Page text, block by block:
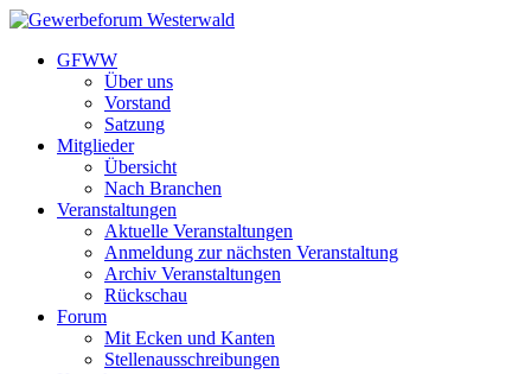
GFWW
Über uns
Vorstand
Satzung
Mitglieder
Übersicht
Nach Branchen
Veranstaltungen
Aktuelle Veranstaltungen
Anmeldung zur nächsten Veranstaltung
Archiv Veranstaltungen
Rückschau
Forum
Mit Ecken und Kanten
Stellenausschreibungen